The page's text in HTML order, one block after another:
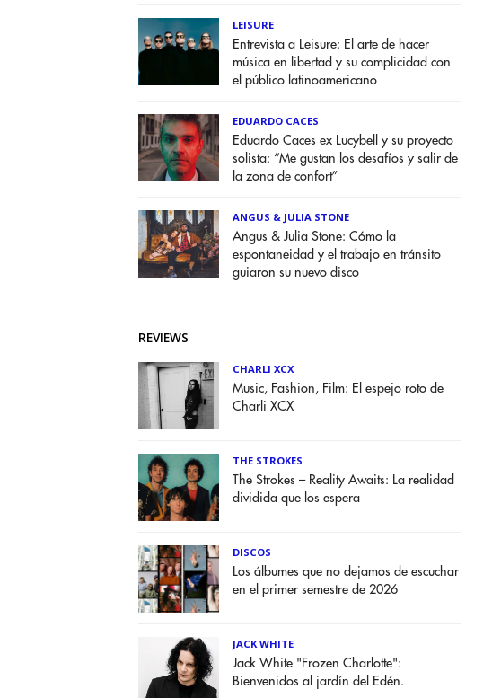
LEISURE
Entrevista a Leisure: El arte de hacer
música en libertad y su complicidad con
el público latinoamericano
EDUARDO CACES
Eduardo Caces ex Lucybell y su proyecto
solista: “Me gustan los desafíos y salir de
la zona de confort”
ANGUS & JULIA STONE
Angus & Julia Stone: Cómo la
espontaneidad y el trabajo en tránsito
guiaron su nuevo disco
REVIEWS
CHARLI XCX
Music, Fashion, Film: El espejo roto de
Charli XCX
THE STROKES
The Strokes – Reality Awaits: La realidad
dividida que los espera
DISCOS
Los álbumes que no dejamos de escuchar
en el primer semestre de 2026
JACK WHITE
Jack White "Frozen Charlotte":
Bienvenidos al jardín del Edén.